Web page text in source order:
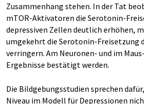
Zusammenhang stehen. In der Tat
mTOR-Aktivatoren die Serotonin-
depressiven Zellen deutlich erhöhen,
umgekehrt die Serotonin-Freisetzung
verringern. Am Neuronen- und im
Ergebnisse bestätigt werden.
Die Bildgebungsstudien sprechen
Niveau im Modell für Depressionen